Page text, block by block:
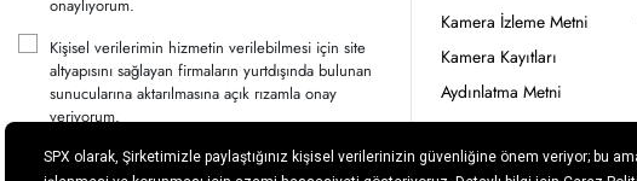
onaylıyorum.
Kişisel verilerimin hizmetin verilebilmesi için site
altyapısını sağlayan firmaların yurtdışında bulunan
sunucularına aktarılmasına açık rızamla onay
veriyorum.
ÜYE OL
Kamera İzleme Metni
Kamera Kayıtları
Aydınlatma Metni
SPX Destek Hattı